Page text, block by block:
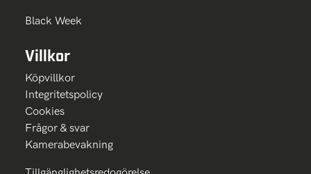
Black Week
Villkor
Köpvillkor
Integritetspolicy
Cookies
Frågor & svar
Kamerabevakning